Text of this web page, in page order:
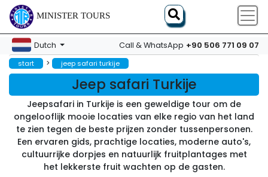
MINISTER TOURS
Dutch Call & WhatsApp +90 506 771 09 07
start > jeep safari turkije
Jeep safari Turkije
Jeepsafari in Turkije is een geweldige tour om de
ongelooflijk mooie locaties van elke regio van het land
te zien tegen de beste prijzen zonder tussenpersonen.
Een ervaren gids, prachtige locaties, moderne auto's,
cultuurrijke dorpjes en natuurlijk fruitplantages met
het lekkerste fruit wachten op de gasten.